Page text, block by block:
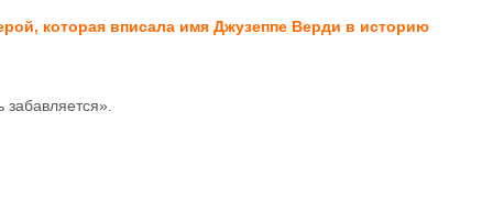
которая вписала имя Джузеппе Верди в историю